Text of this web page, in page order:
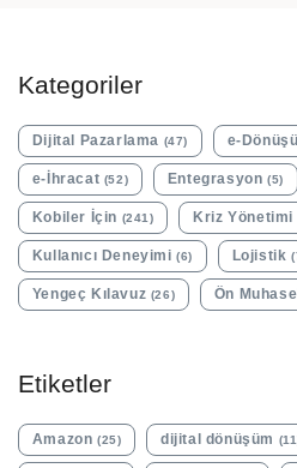
Kategoriler
Dijital Pazarlama (47) e-
e-İhracat (52) Entegrasyon (5)
Kobiler İçin (241) Kriz Yönetimi
Kullanıcı Deneyimi (6) Lojistik
Yengeç Kılavuz (26) Ön
Etiketler
Amazon (25) dijital dönüşüm